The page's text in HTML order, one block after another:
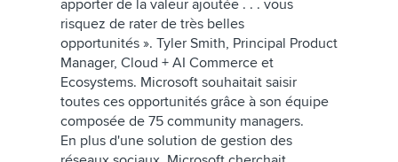
apporter de la valeur ajoutée . . . vous
risquez de rater de très belles
opportunités ». Tyler Smith, Principal Product
Manager, Cloud + AI Commerce et
Ecosystems. Microsoft souhaitait saisir
toutes ces opportunités grâce à son équipe
composée de 75 community managers.
En plus d'une solution de gestion des